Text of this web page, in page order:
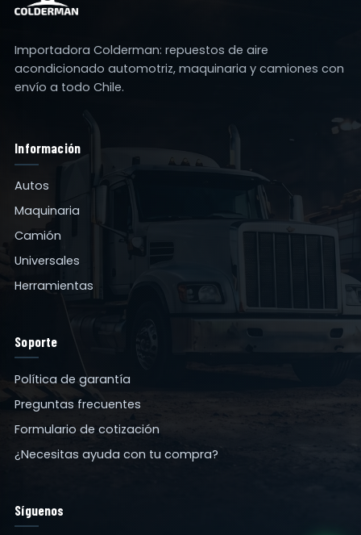
Importadora Colderman: repuestos de aire
acondicionado automotriz, maquinaria y camiones con
envío a todo Chile.
Información
Autos
Maquinaria
Camión
Universales
Herramientas
Soporte
Política de garantía
Preguntas frecuentes
Formulario de cotización
¿Necesitas ayuda con tu compra?
Síguenos